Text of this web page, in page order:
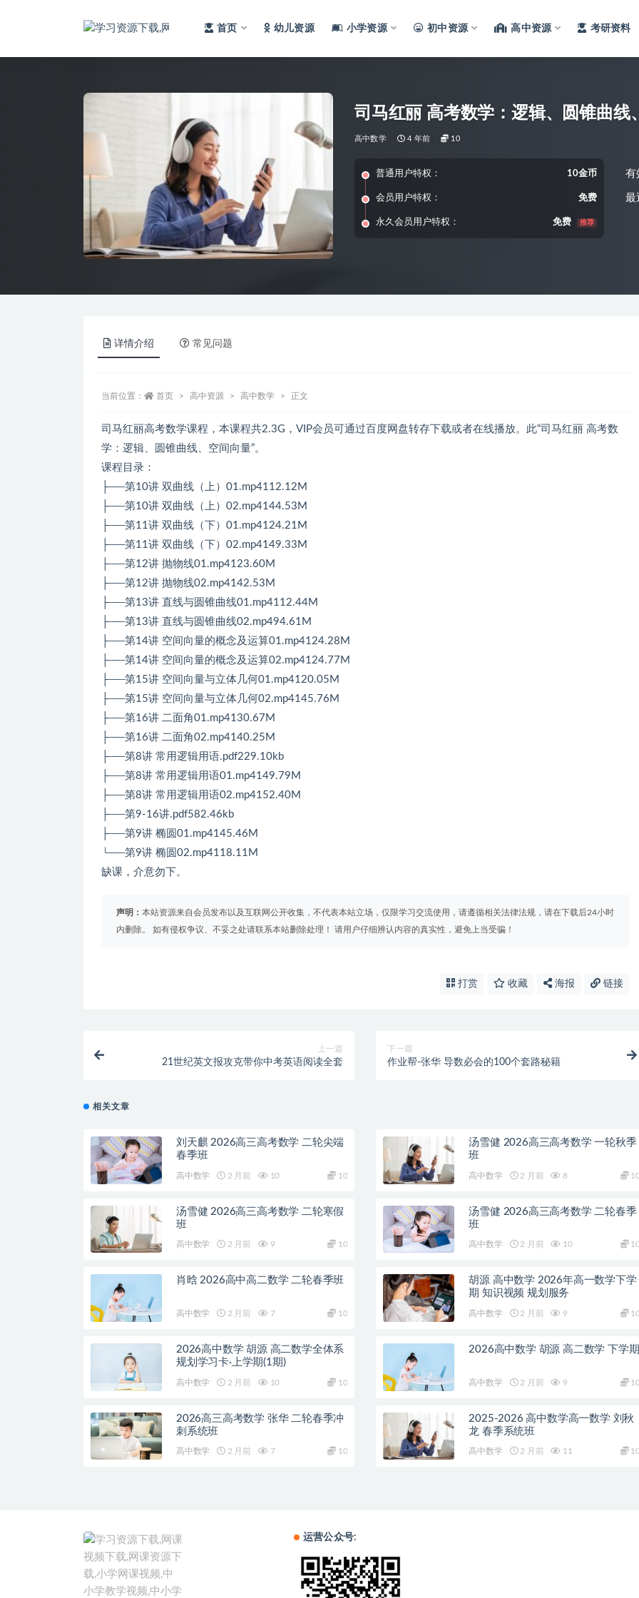
首页 幼儿资源 小学资源 初中资源 高中资源 考研资料
司马红丽 高考数学：逻辑、圆锥曲线
高中数学 4 年前 10
普通用户特权： 10金币
会员用户特权： 免费
永久会员用户特权： 免费 推荐
有
最
详情介绍 常见问题
当前位置： 首页 高中资源 高中数学 正文
司马红丽高考数学课程，本课程共2.3G，VIP会员可通过百度网盘转存下载或者在线播放。此“司马红丽 高考数
学：逻辑、圆锥曲线、空间向量”。
课程目录：
├──第10讲 双曲线（上）01.mp4112.12M
├──第10讲 双曲线（上）02.mp4144.53M
├──第11讲 双曲线（下）01.mp4124.21M
├──第11讲 双曲线（下）02.mp4149.33M
├──第12讲 抛物线01.mp4123.60M
├──第12讲 抛物线02.mp4142.53M
├──第13讲 直线与圆锥曲线01.mp4112.44M
├──第13讲 直线与圆锥曲线02.mp494.61M
├──第14讲 空间向量的概念及运算01.mp4124.28M
├──第14讲 空间向量的概念及运算02.mp4124.77M
├──第15讲 空间向量与立体几何01.mp4120.05M
├──第15讲 空间向量与立体几何02.mp4145.76M
├──第16讲 二面角01.mp4130.67M
├──第16讲 二面角02.mp4140.25M
├──第8讲 常用逻辑用语.pdf229.10kb
├──第8讲 常用逻辑用语01.mp4149.79M
├──第8讲 常用逻辑用语02.mp4152.40M
├──第9-16讲.pdf582.46kb
├──第9讲 椭圆01.mp4145.46M
└──第9讲 椭圆02.mp4118.11M
缺课，介意勿下。
声明： 本站资源来自会员发布以及互联网公开收集，不代表本站立场，仅限学习交流使用，请遵循相关法律法规，请在下载后24小时
内删除。 如有侵权争议、不妥之处请联系本站删除处理！ 请用户仔细辨认内容的真实性，避免上当受骗！
打赏 收藏 海报 链接
上一篇
21世纪英文报攻克带你中考英语阅读全套
下一篇
作业帮-张华 导数必会的100个套路秘籍
相关文章
刘天麒 2026高三高考数学 二轮尖端
春季班
高中数学 2 月前 10 10
汤雪健 2026高三高考数学 一轮秋季
班
高中数学 2 月前 8
汤雪健 2026高三高考数学 二轮寒假
班
高中数学 2 月前 9 10
汤雪健 2026高三高考数学 二轮春季
班
高中数学 2 月前 10
肖晗 2026高中高二数学 二轮春季班
高中数学 2 月前 7 10
胡源 高中数学 2026年高一数学下学
期 知识视频 规划服务
高中数学 2 月前 9
2026高中数学 胡源 高二数学全体系
规划学习卡·上学期(1期)
高中数学 2 月前 10 10
2026高中数学 胡源 高二数学 下学期
高中数学 2 月前 9
2026高三高考数学 张华 二轮春季冲
刺系统班
高中数学 2 月前 7 10
2025-2026 高中数学高一数学 刘秋
龙 春季系统班
高中数学 2 月前 11
运营公众号: